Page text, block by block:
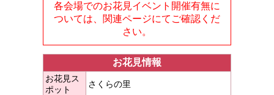
各会場でのお花見イベント開催有無に
ついては、関連ページにてご確認くだ
さい。
お花見情報
お花見ス
ポット
さくらの里